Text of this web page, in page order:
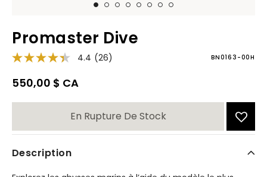
Promaster Dive
4.4 (26) BN0163-00H
550,00 $ CA
En Rupture De Stock
Description